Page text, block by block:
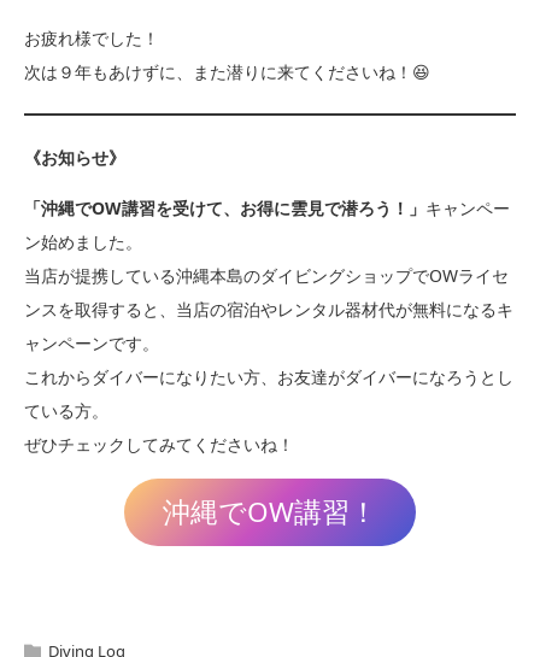
お疲れ様でした！
次は９年もあけずに、また潜りに来てくださいね！😆
《お知らせ》
「沖縄でOW講習を受けて、お得に雲見で潜ろう！」 キャンペー
ン始めました。
当店が提携している沖縄本島のダイビングショップでOWライセ
ンスを取得すると、当店の宿泊やレンタル器材代が無料になるキ
ャンペーンです。
これからダイバーになりたい方、お友達がダイバーになろうとし
ている方。
ぜひチェックしてみてくださいね！
沖縄でOW講習！
Diving Log